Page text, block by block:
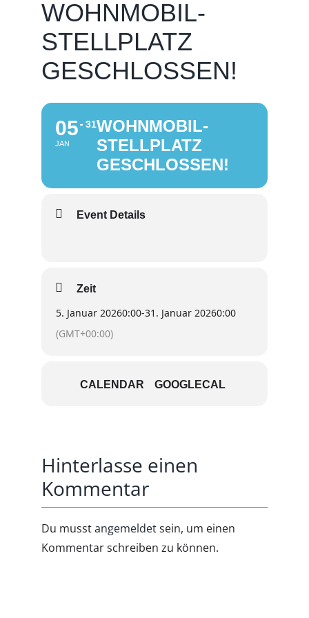
WOHNMOBIL-
STELLPLATZ
GESCHLOSSEN!
05
JAN
31WOHNMOBIL-
STELLPLATZ
GESCHLOSSEN!
Event Details
Zeit
5. Januar 20260:00-31. Januar 20260:00
(GMT+00:00)
CALENDAR GOOGLECAL
Hinterlasse einen
Kommentar
Du musstangemeldetsein, um einen
Kommentar schreiben zu können.